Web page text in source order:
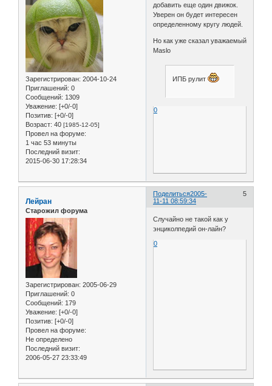
Зарегистрирован: 2004-10-24
Приглашений: 0
Сообщений: 1309
Уважение: [+0/-0]
Позитив: [+0/-0]
Возраст: 40 [1985-12-05]
Провел на форуме:
1 час 53 минуты
Последний визит:
2015-06-30 17:28:34
добавить еще один движок.
Уверен он будет интересен
определенному кругу людей.
Но как уже сказал уважаемый
Maslo
ИПБ рулит
0
Поделиться 5
2005-
11-11 08:59:34
Лейран
Старожил форума
Зарегистрирован: 2005-06-29
Приглашений: 0
Сообщений: 179
Уважение: [+0/-0]
Позитив: [+0/-0]
Провел на форуме:
Не определено
Последний визит:
2006-05-27 23:33:49
Случайно не такой как у
энциколпедий он-лайн?
0